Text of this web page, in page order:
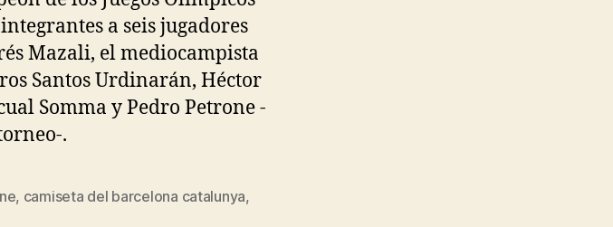
a seis jugadores
Mazali, el mediocampista
Santos Urdinarán, Héctor
Somma y Pedro Petrone -
.
, camiseta del barcelona catalunya,